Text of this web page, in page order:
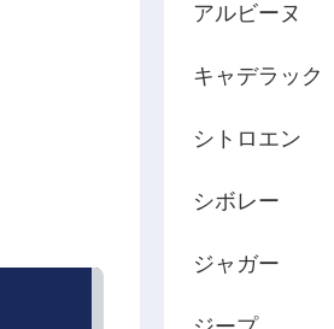
アルビーヌ
キャデラック
シトロエン
シボレー
ジャガー